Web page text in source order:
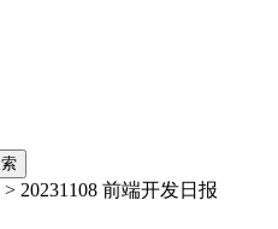
> 20231108 前端开发日报